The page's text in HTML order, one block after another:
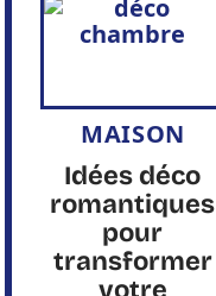
MAISON
Idées déco
romantiques
pour
transformer
votre